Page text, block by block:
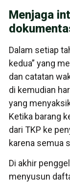
Menjaga
Dalam setiap
kedua” yang
dan catatan
di kemudian
yang
Ketika barang
dari TKP ke
karena semua
Di akhir
menyusun